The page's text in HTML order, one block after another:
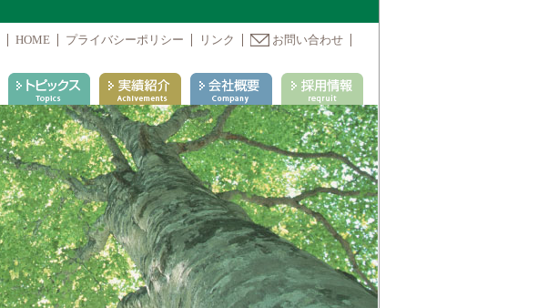
お問い合わせ
リンク
プライバシーポリシー
HOME